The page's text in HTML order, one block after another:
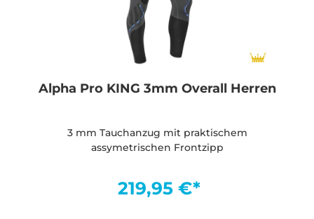
Alpha Pro KING 3mm Overall Herren
3 mm Tauchanzug mit praktischem
assymetrischen Frontzipp
219,95 €*